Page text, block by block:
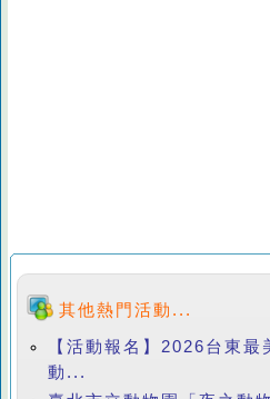
其他熱門活動...
【活動報名】2026台東
動...